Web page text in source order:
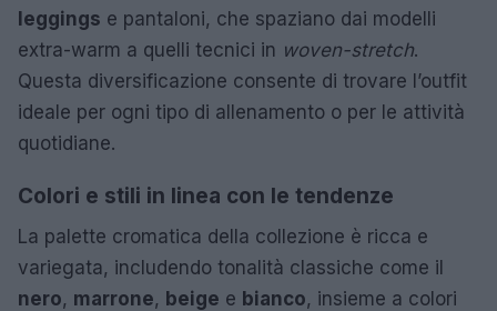
leggings e pantaloni, che spaziano dai modelli
extra-warm a quelli tecnici in woven-stretch.
Questa diversificazione consente di trovare l’outfit
ideale per ogni tipo di allenamento o per le attività
quotidiane.
Colori e stili in linea con le tendenze
La palette cromatica della collezione è ricca e
variegata, includendo tonalità classiche come il
nero, marrone, beige e bianco, insieme a colori